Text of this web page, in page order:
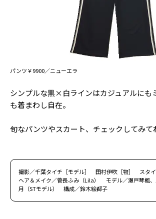
パンツ￥9900／ニューエラ
シンプルな黒×白ラインはカジュアルにも
も着まわし自在。
旬なパンツやスカート、チェックしてみて
撮影／千葉タイチ［モデル］ 田村伊吹［物］ スタ
ヘア＆メイク／菅長ふみ（Lila） モデル／瀬戸琴楓
月（STモデル） 構成／鈴木絵都子